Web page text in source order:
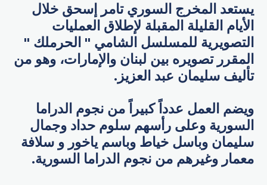
يستعد المخرج السوري تامر إسحق خلال
الأيام القليلة المقبلة لإطلاق العمليات
التصويرية للمسلسل الشامي " ​الحرملك​ "
المقرر تصويره بين لبنان والإمارات، وهو من
تأليف سليمان عبد العزيز.
ويضم العمل عدداً كبيراً من نجوم الدراما
السورية وعلى رأسهم ​سلوم حداد وجمال
سليمان وباسل خياط وباسم ياخور و سلافة
معمار وغيرهم من نجوم الدراما السورية.